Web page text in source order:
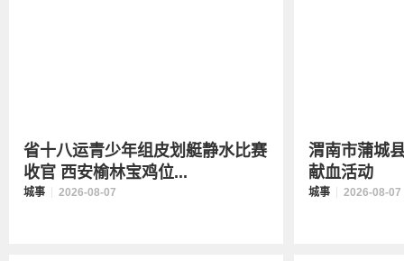
省十八运青少年组皮划艇静水比赛
收官 西安榆林宝鸡位...
城事 2026-08-07
渭南市蒲城
献血活动
城事 2026-08-07